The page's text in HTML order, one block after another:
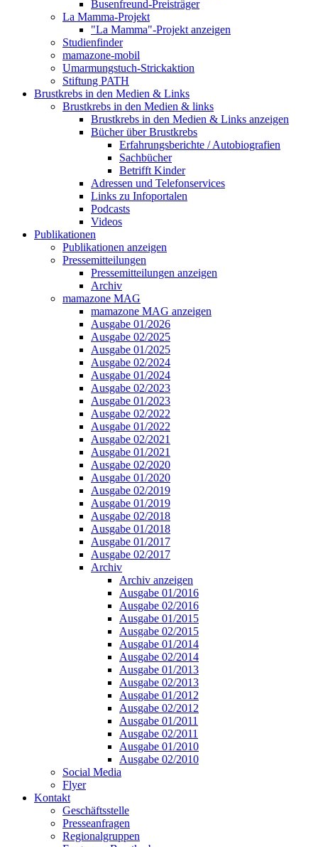
Busenfreund-Preisträger
La Mamma-Projekt
"La Mamma"-Projekt anzeigen
Studienfinder
mamazone-mobil
Umarmungstuch-Strickaktion
Stiftung PATH
Brustkrebs in den Medien & Links
Brustkrebs in den Medien & links
Brustkrebs in den Medien & Links anzeigen
Bücher über Brustkrebs
Erfahrungsberichte / Autobiografien
Sachbücher
Betrifft Kinder
Adressen und Telefonservices
Links zu Infoportalen
Podcasts
Videos
Publikationen
Publikationen anzeigen
Pressemitteilungen
Pressemitteilungen anzeigen
Archiv
mamazone MAG
mamazone MAG anzeigen
Ausgabe 01/2026
Ausgabe 02/2025
Ausgabe 01/2025
Ausgabe 02/2024
Ausgabe 01/2024
Ausgabe 02/2023
Ausgabe 01/2023
Ausgabe 02/2022
Ausgabe 01/2022
Ausgabe 02/2021
Ausgabe 01/2021
Ausgabe 02/2020
Ausgabe 01/2020
Ausgabe 02/2019
Ausgabe 01/2019
Ausgabe 02/2018
Ausgabe 01/2018
Ausgabe 01/2017
Ausgabe 02/2017
Archiv
Archiv anzeigen
Ausgabe 01/2016
Ausgabe 02/2016
Ausgabe 01/2015
Ausgabe 02/2015
Ausgabe 01/2014
Ausgabe 02/2014
Ausgabe 01/2013
Ausgabe 02/2013
Ausgabe 01/2012
Ausgabe 02/2012
Ausgabe 01/2011
Ausgabe 02/2011
Ausgabe 01/2010
Ausgabe 02/2010
Social Media
Flyer
Kontakt
Geschäftsstelle
Presseanfragen
Regionalgruppen